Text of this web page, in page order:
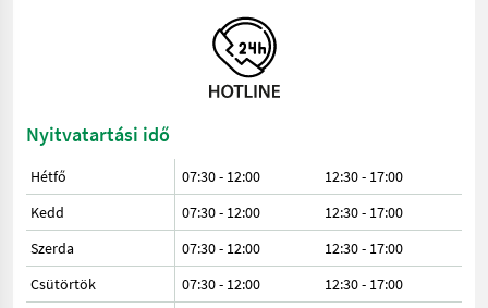
Nyitvatartási idő
Hétfő 07:30 - 12:00
12:30 - 17:00
Kedd
07:30 - 12:00
12:30 - 17:00
Szerda
07:30 - 12:00
12:30 - 17:00
Csütörtök
07:30 - 12:00
12:30 - 17:00